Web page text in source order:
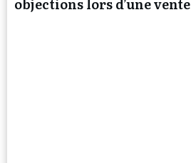
objections lors d’une vente